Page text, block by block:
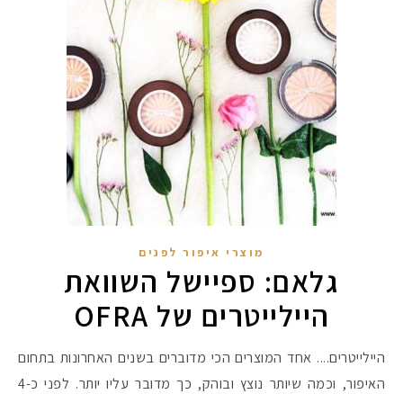
מוצרי איפור לפנים
גלאם: ספיישל השוואת
היילייטרים של OFRA
היילייטרים.... אחד המוצרים הכי מדוברים בשנים האחרונות בתחום
האיפור, וכמה שיותר נוצץ ובוהק, כך מדובר עליו יותר. לפני כ-4